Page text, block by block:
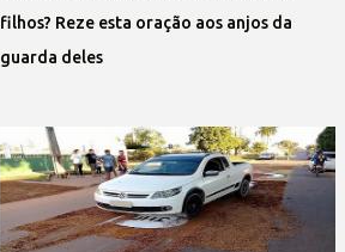
filhos? Reze esta oração aos anjos da
guarda deles